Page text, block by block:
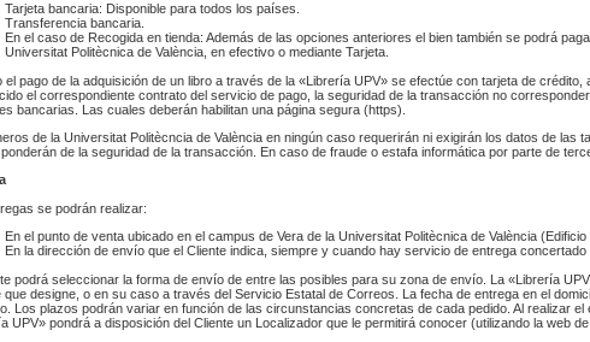
Tarjeta bancaria: Disponible para todos los países.
Transferencia bancaria.
En el caso de Recogida en tienda: Además de las opciones anteriores el bien también se podrá
Universitat Politècnica de València, en efectivo o mediante Tarjeta.
el pago de la adquisición de un libro a través de la «Librería UPV» se efectúe con tarjeta de
el correspondiente contrato del servicio de pago, la seguridad de la transacción no
bancarias. Las cuales deberán habilitan una página segura (https).
de la Universitat Politècncia de València en ningún caso requerirán ni exigirán los datos de
de la seguridad de la transacción. En caso de fraude o estafa informática por parte de
se podrán realizar:
En el punto de venta ubicado en el campus de Vera de la Universitat Politècnica de València
En la dirección de envío que el Cliente indica, siempre y cuando hay servicio de entrega
podrá seleccionar la forma de envío de entre las posibles para su zona de envío. La «Librería
que designe, o en su caso a través del Servicio Estatal de Correos. La fecha de entrega en el
Los plazos podrán variar en función de las circunstancias concretas de cada pedido. Al realizar
UPV» pondrá a disposición del Cliente un Localizador que le permitirá conocer (utilizando la web